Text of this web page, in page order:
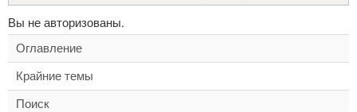
Вы не авторизованы.
Оглавление
Крайние темы
Поиск